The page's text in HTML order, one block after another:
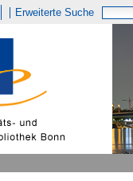
Erweiterte Suche